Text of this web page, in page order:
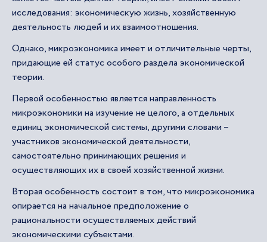
исследования: экономическую жизнь, хозяйственную
деятельность людей и их взаимоотношения.
Однако, микроэкономика имеет и отличительные черты,
придающие ей статус особого раздела экономической
теории.
Первой особенностью является направленность
микроэкономики на изучение не целого, а отдельных
единиц экономической системы, другими словами –
участников экономической деятельности,
самостоятельно принимающих решения и
осуществляющих их в своей хозяйственной жизни.
Вторая особенность состоит в том, что микроэкономика
опирается на начальное предположение о
рациональности осуществляемых действий
экономическими субъектами.